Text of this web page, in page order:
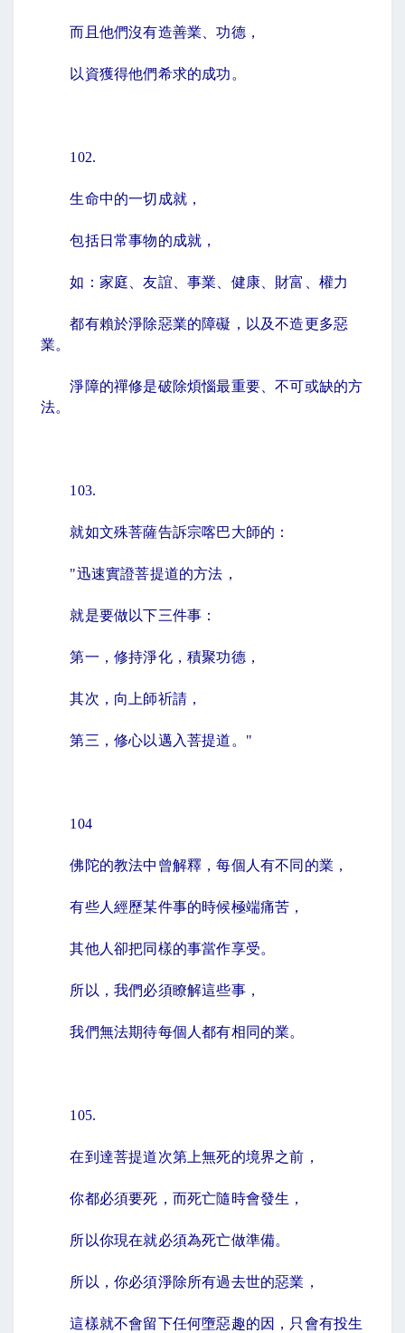
而且他們沒有造善業、功德，
以資獲得他們希求的成功。
102.
生命中的一切成就，
包括日常事物的成就，
如：家庭、友誼、事業、健康、財富、權力
都有賴於淨除惡業的障礙，以及不造更多惡
業。
淨障的禪修是破除煩惱最重要、不可或缺的方
法。
103.
就如文殊菩薩告訴宗喀巴大師的：
"迅速實證菩提道的方法，
就是要做以下三件事：
第一，修持淨化，積聚功德，
其次，向上師祈請，
第三，修心以邁入菩提道。 "
104
佛陀的教法中曾解釋，每個人有不同的業，
有些人經歷某件事的時候極端痛苦，
其他人卻把同樣的事當作享受。
所以，我們必須瞭解這些事，
我們無法期待每個人都有相同的業。
105.
在到達菩提道次第上無死的境界之前，
你都必須要死，而死亡隨時會發生，
所以你現在就必須為死亡做準備。
所以，你必須淨除所有過去世的惡業，
這樣就不會留下任何墮惡趣的因，只會有投生